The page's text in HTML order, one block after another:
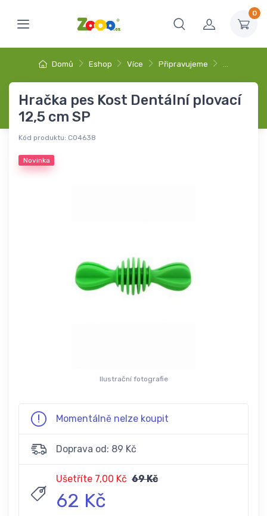
0
Domů Eshop Více Připravujeme …
Hračka pes Kost Dentální plovací
12,5 cm SP
Kód produktu: C04638
Novinka
Ilustrační fotografie
Momentálně nelze koupit
Doprava od: 89 Kč
Ušetříte 7,00 Kč 69 Kč
62 Kč